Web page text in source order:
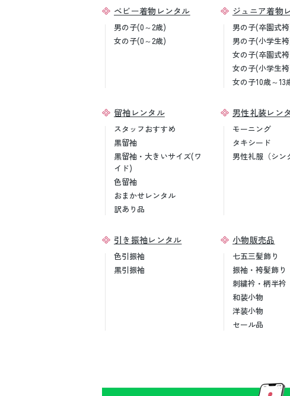
ベビー着物レンタル
男の子(0～2歳)
女の子(0～2歳)
ジュニア着物
男の子(卒園式
男の子(小学生
女の子(卒園式
女の子(小学生
女の子10歳～13
留袖レンタル
スタッフおすすめ
黒留袖
黒留袖・大きいサイズ(ワ
イド)
色留袖
おまかせレンタル
訳あり品
男性礼装レン
モーニング
タキシード
男性礼服（シン
引き振袖レンタル
色引振袖
黒引振袖
小物販売品
七五三髪飾り
振袖・袴髪飾り
刺繍衿・柄半衿
和装小物
洋装小物
セール品